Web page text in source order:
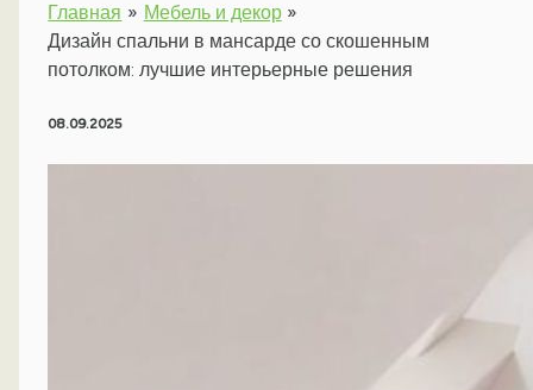
Главная
Мебель и декор
Дизайн спальни в мансарде со скошенным
потолком: лучшие интерьерные решения
08.09.2025